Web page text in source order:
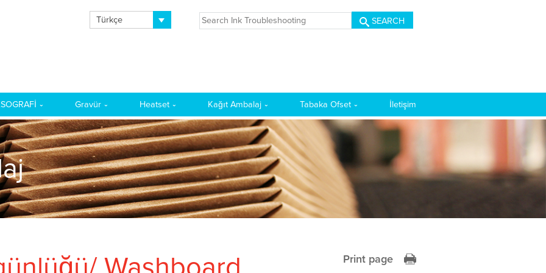
Türkçe SEARCH
Gravür Heatset Kağıt Ambalaj Tabaka Ofset İletişim
Print page